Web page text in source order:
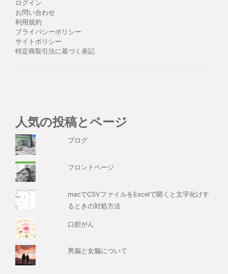
ログイン
お問い合わせ
利用規約
プライバシーポリシー
サイトポリシー
特定商取引法に基づく表記
人気の投稿とページ
ブログ
フロントページ
macでCSVファイルをExcelで開くと文字化けす
るときの対処方法
口腔がん
男脳と女脳について